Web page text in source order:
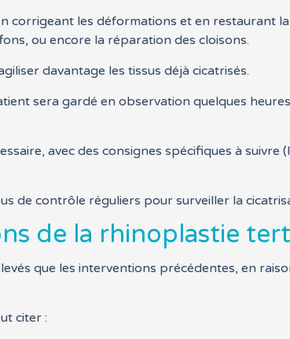
corrigeant les déformations et en restaurant
ou encore la réparation des cloisons.
davantage les tissus déjà cicatrisés.
sera gardé en observation quelques
avec des consignes spécifiques à
de contrôle réguliers pour surveiller la
de la rhinoplastie
que les interventions précédentes, en
citer :